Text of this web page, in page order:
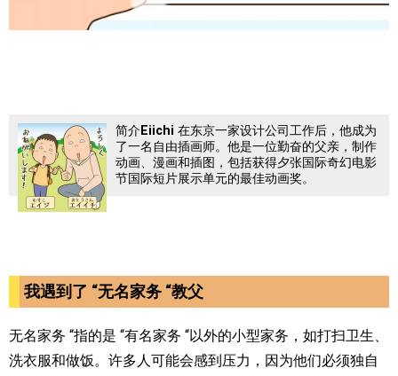
简介Eiichi 在东京一家设计公司工作后，他成为
了一名自由插画师。他是一位勤奋的父亲，制作
动画、漫画和插图，包括获得夕张国际奇幻电影
节国际短片展示单元的最佳动画奖。
我遇到了 “无名家务 “教父
无名家务 “指的是 “有名家务 “以外的小型家务，如打扫卫生、
洗衣服和做饭。许多人可能会感到压力，因为他们必须独自